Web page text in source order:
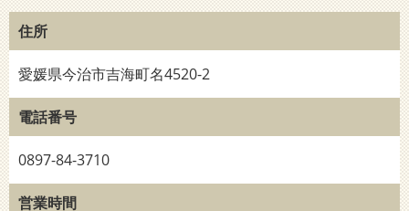
住所
愛媛県今治市吉海町名4520-2
電話番号
0897-84-3710
営業時間